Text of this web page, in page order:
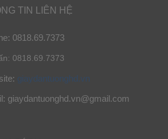
TIN LIÊN HỆ
0818.69.7373
0818.69.7373
giaydantuonghd.vn
giaydantuonghd.vn@gmail.com